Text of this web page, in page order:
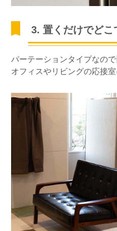
3. 置くだけでど
パーテーションタイプなので
オフィスやリビングの応接室